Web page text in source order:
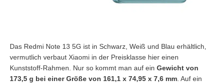
Das Redmi Note 13 5G ist in Schwarz, Weiß und Blau erhältlich,
vermutlich verbaut Xiaomi in der Preisklasse hier einen
Kunststoff-Rahmen. Nur so kommt man auf ein Gewicht von
173,5 g bei einer Größe von 161,1 x 74,95 x 7,6 mm . Auf ein